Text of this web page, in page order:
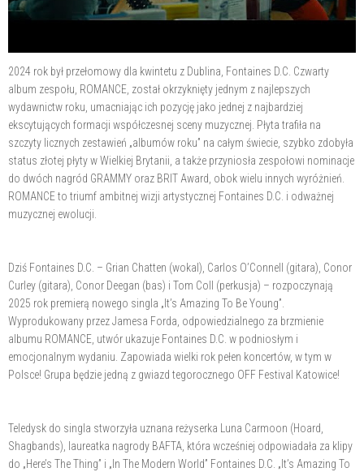
2024 rok był przełomowy dla kwintetu z Dublina, Fontaines D.C. Czwarty
album zespołu, ROMANCE, został okrzyknięty jednym z najlepszych
wydawnictw roku, umacniając ich pozycję jako jednej z najbardziej
ekscytujących formacji współczesnej sceny muzycznej. Płyta trafiła na
szczyty licznych zestawień „albumów roku” na całym świecie, szybko zdobyła
status złotej płyty w Wielkiej Brytanii, a także przyniosła zespołowi nominacje
do dwóch nagród GRAMMY oraz BRIT Award, obok wielu innych wyróżnień.
ROMANCE to triumf ambitnej wizji artystycznej Fontaines D.C. i odważnej
muzycznej ewolucji.
Dziś Fontaines D.C. – Grian Chatten (wokal), Carlos O’Connell (gitara), Conor
Curley (gitara), Conor Deegan (bas) i Tom Coll (perkusja) – rozpoczynają
2025 rok premierą nowego singla „It’s Amazing To Be Young”.
Wyprodukowany przez Jamesa Forda, odpowiedzialnego za brzmienie
albumu ROMANCE, utwór ukazuje Fontaines D.C. w podniosłym i
emocjonalnym wydaniu. Zapowiada wielki rok pełen koncertów, w tym w
Polsce! Grupa będzie jedną z gwiazd tegorocznego OFF Festival Katowice!
Teledysk do singla stworzyła uznana reżyserka Luna Carmoon (Hoard,
Shagbands), laureatka nagrody BAFTA, która wcześniej odpowiadała za klipy
do „Here’s The Thing” i „In The Modern World” Fontaines D.C. „It’s Amazing To